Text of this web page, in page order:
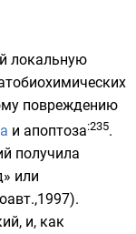
локальную
повреждению
и апоптоза:235.
получила
или
и, как